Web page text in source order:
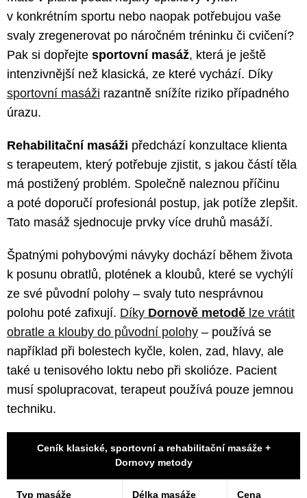
v konkrétním sportu nebo naopak potřebujou vaše
svaly zregenerovat po náročném tréninku či cvičení?
Pak si dopřejte sportovní masáž, která je ještě
intenzivnější než klasická, ze které vychází. Díky
sportovní masáži razantně snížíte riziko případného
úrazu.
Rehabilitační masáži předchází konzultace klienta
s terapeutem, který potřebuje zjistit, s jakou částí těla
má postižený problém. Společně naleznou příčinu
a poté doporučí profesionál postup, jak potíže zlepšit.
Tato masáž sjednocuje prvky více druhů masáží.
Špatnými pohybovými návyky dochází během života
k posunu obratlů, plotének a kloubů, které se vychýlí
ze své původní polohy – svaly tuto nesprávnou
polohu poté zafixují. Díky Dornově metodě lze vrátit
obratle a klouby do původní polohy – používá se
například při bolestech kyčle, kolen, zad, hlavy, ale
také u tenisového loktu nebo při skolióze. Pacient
musí spolupracovat, terapeut používá pouze jemnou
techniku.
Ceník klasické, sportovní a rehabilitační masáže +
Dornovy metody
Typ masáže Délka masáže Cena